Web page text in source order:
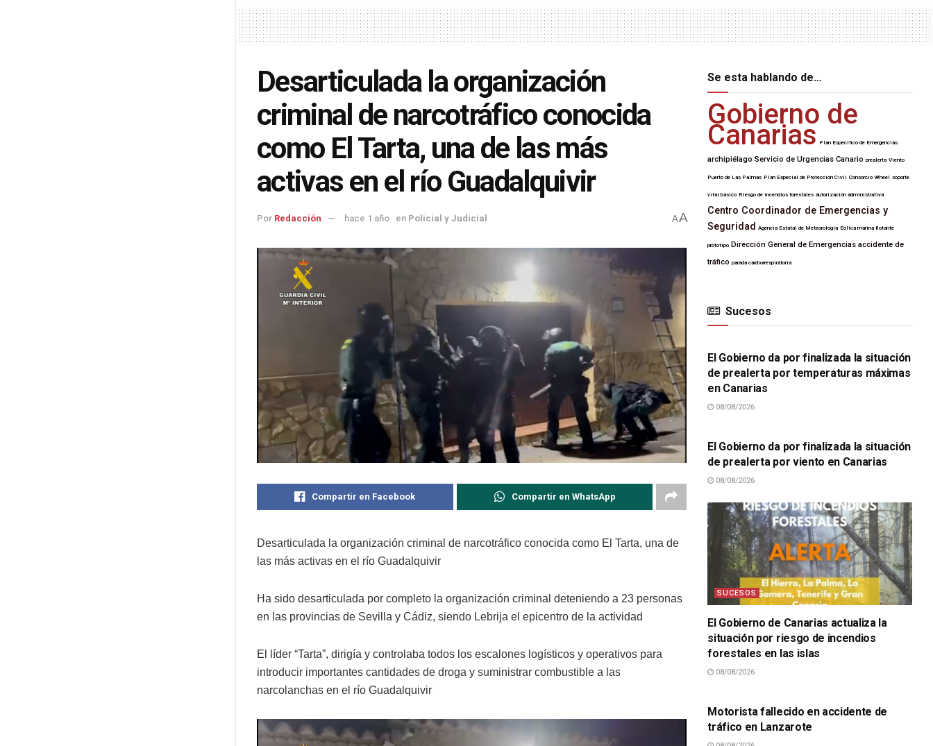
Desarticulada la organización
criminal de narcotráfico conocida
como El Tarta, una de las más
activas en el río Guadalquivir
Por Redacción hace 1 año en Policial y Judicial AA
Compartir en Facebook Compartir en WhatsApp
Desarticulada la organización criminal de narcotráfico conocida como El Tarta, una de
las más activas en el río Guadalquivir
Ha sido desarticulada por completo la organización criminal deteniendo a 23 personas
en las provincias de Sevilla y Cádiz, siendo Lebrija el epicentro de la actividad
El líder “Tarta”, dirigía y controlaba todos los escalones logísticos y operativos para
introducir importantes cantidades de droga y suministrar combustible a las
narcolanchas en el río Guadalquivir
Se esta hablando de…
Gobierno de
Canarias Plan Específico de Emergencias
archipiélago Servicio de Urgencias Canario prealerta Viento
Puerto de Las Palmas Plan Especial de Protección Civil Consorcio Wheel soporte
vital básico Riesgo de incendios forestales autorización administrativa
Centro Coordinador de Emergencias y
Seguridad Agencia Estatal de Meteorología Eólica marina flotante
prototipo Dirección General de Emergencias accidente de
tráfico parada cardiorrespiratoria
Sucesos
SUCESOS
El Gobierno da por finalizada la situación
de prealerta por temperaturas máximas
en Canarias
08/08/2026
El Gobierno da por finalizada la situación
de prealerta por viento en Canarias
08/08/2026
SUCESOS
El Gobierno de Canarias actualiza la
situación por riesgo de incendios
forestales en las islas
08/08/2026
Motorista fallecido en accidente de
tráfico en Lanzarote